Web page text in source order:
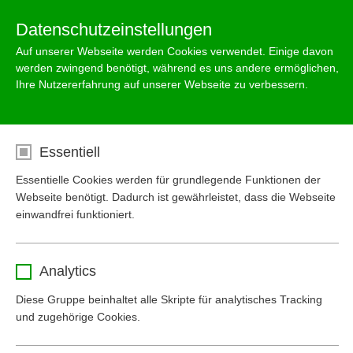
Datenschutzeinstellungen
Auf unserer Webseite werden Cookies verwendet. Einige davon
werden zwingend benötigt, während es uns andere ermöglichen,
Ihre Nutzererfahrung auf unserer Webseite zu verbessern.
Essentiell
Essentielle Cookies werden für grundlegende Funktionen der
Webseite benötigt. Dadurch ist gewährleistet, dass die Webseite
einwandfrei funktioniert.
Laufzeit 1 Monat
Analytics
Diese Gruppe beinhaltet alle Skripte für analytisches Tracking
und zugehörige Cookies.